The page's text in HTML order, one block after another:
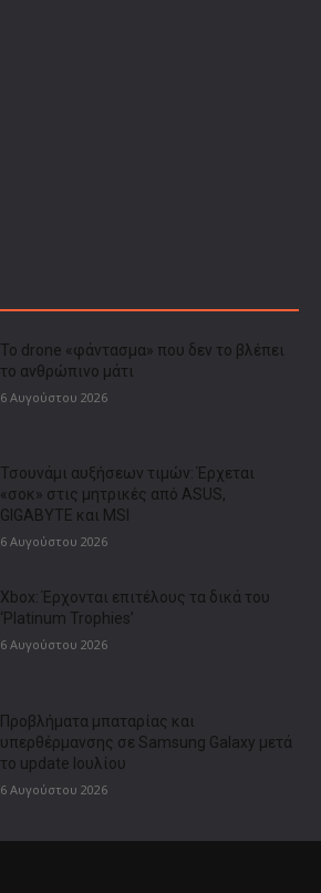
Το drone «φάντασμα» που δεν το βλέπει
το ανθρώπινο μάτι
6 Αυγούστου 2026
Τσουνάμι αυξήσεων τιμών: Έρχεται
«σοκ» στις μητρικές από ASUS,
GIGABYTE και MSI
6 Αυγούστου 2026
Xbox: Έρχονται επιτέλους τα δικά του
‘Platinum Trophies’
6 Αυγούστου 2026
Προβλήματα μπαταρίας και
υπερθέρμανσης σε Samsung Galaxy μετά
το update Ιουλίου
6 Αυγούστου 2026